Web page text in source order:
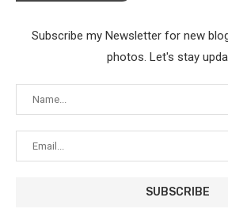
Subscribe my Newsletter for new
photos. Let's stay